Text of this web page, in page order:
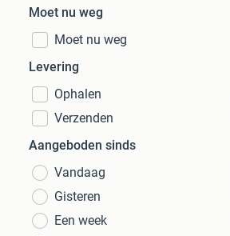
Moet nu weg
Moet nu weg
Levering
Ophalen
Verzenden
Aangeboden sinds
Vandaag
Gisteren
Een week